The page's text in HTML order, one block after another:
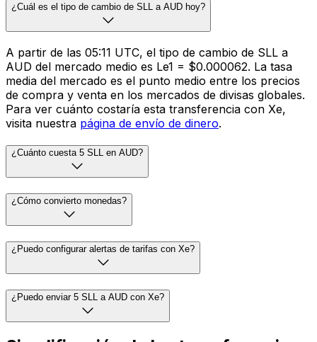
¿Cuál es el tipo de cambio de SLL a AUD hoy?
A partir de las 05:11 UTC, el tipo de cambio de SLL a
AUD del mercado medio es Le1 = $0.000062. La tasa
media del mercado es el punto medio entre los precios
de compra y venta en los mercados de divisas globales.
Para ver cuánto costaría esta transferencia con Xe,
visita nuestra página de envío de dinero.
¿Cuánto cuesta 5 SLL en AUD?
¿Cómo convierto monedas?
¿Puedo configurar alertas de tarifas con Xe?
¿Puedo enviar 5 SLL a AUD con Xe?